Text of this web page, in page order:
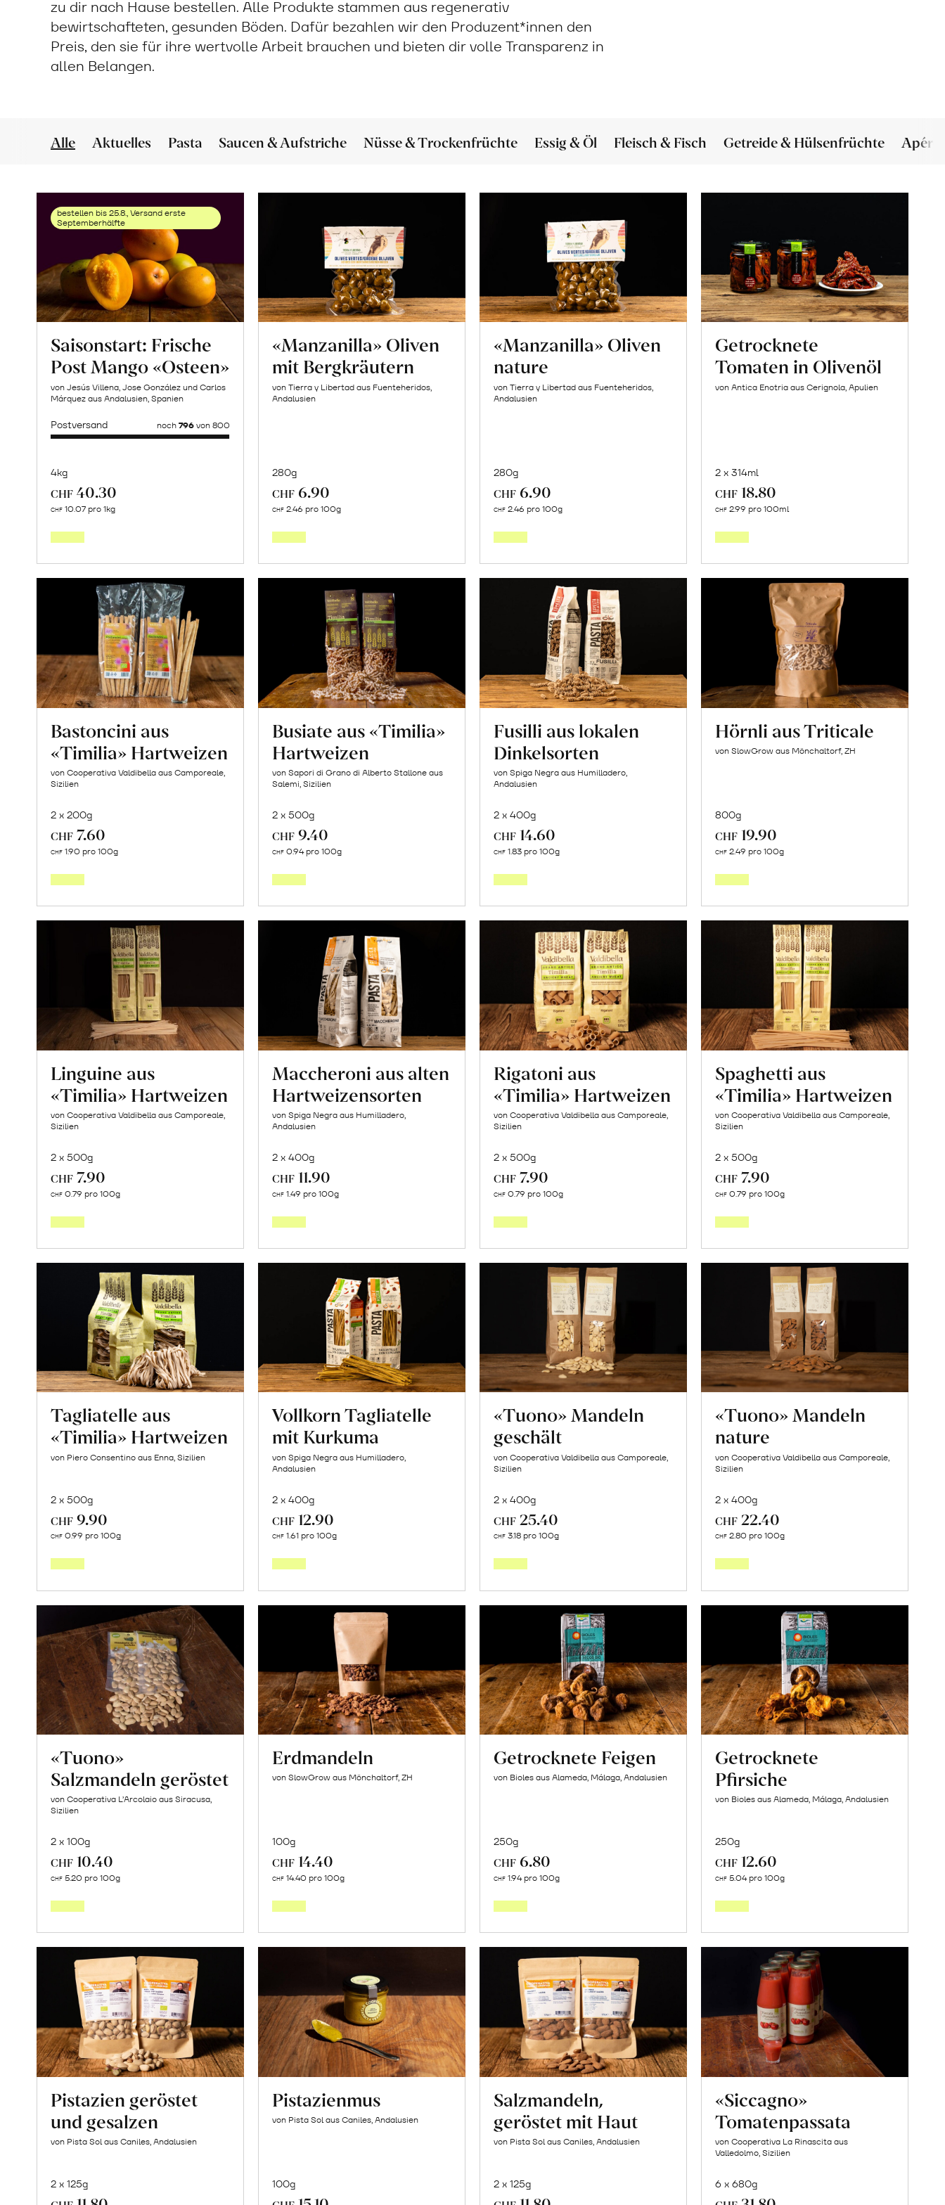
zu dir nach Hause bestellen. Alle Produkte stammen aus regenerativ
bewirtschafteten, gesunden Böden. Dafür bezahlen wir den Produzent*innen den
Preis, den sie für ihre wertvolle Arbeit brauchen und bieten dir volle Transparenz in
allen Belangen.
Alle Aktuelles Pasta Saucen & Aufstriche Nüsse & Trockenfrüchte Essig & Öl Fleisch & Fisch Getreide & Hülsenfrüchte Apéro
bestellen bis 25.8., Versand erste
Septemberhälfte
Saisonstart: Frische
Post Mango «Osteen»
von Jesús Villena, Jose González und Carlos
Márquez aus Andalusien, Spanien
Postversand noch 796von 800
4kg
CHF 40.30
CHF 10.07 pro 1kg
Frische
Post
Mango
«Osteen»
erfahren
«Manzanilla» Oliven
mit Bergkräutern
von Tierra y Libertad aus Fuenteheridos,
Andalusien
280g
CHF 6.90
CHF 2.46 pro 100g
«Manzanilla» Oliven
nature
von Tierra y Libertad aus Fuenteheridos,
Andalusien
280g
CHF 6.90
CHF 2.46 pro 100g
Getrocknete
Tomaten in Olivenöl
von Antica Enotria aus Cerignola, Apulien
2 x 314ml
CHF 18.80
CHF 2.99 pro 100ml
Bastoncini aus
«Timilia» Hartweizen
von Cooperativa Valdibella aus Camporeale,
Sizilien
2 x 200g
CHF 7.60
CHF 1.90 pro 100g
Busiate aus «Timilia»
Hartweizen
von Sapori di Grano di Alberto Stallone aus
Salemi, Sizilien
2 x 500g
CHF 9.40
CHF 0.94 pro 100g
Fusilli aus lokalen
Dinkelsorten
von Spiga Negra aus Humilladero,
Andalusien
2 x 400g
CHF 14.60
CHF 1.83 pro 100g
Hörnli aus Triticale
von SlowGrow aus Mönchaltorf, ZH
800g
CHF 19.90
CHF 2.49 pro 100g
Linguine aus
«Timilia» Hartweizen
von Cooperativa Valdibella aus Camporeale,
Sizilien
2 x 500g
CHF 7.90
CHF 0.79 pro 100g
Maccheroni aus alten
Hartweizensorten
von Spiga Negra aus Humilladero,
Andalusien
2 x 400g
CHF 11.90
CHF 1.49 pro 100g
Rigatoni aus
«Timilia» Hartweizen
von Cooperativa Valdibella aus Camporeale,
Sizilien
2 x 500g
CHF 7.90
CHF 0.79 pro 100g
Spaghetti aus
«Timilia» Hartweizen
von Cooperativa Valdibella aus Camporeale,
Sizilien
2 x 500g
CHF 7.90
CHF 0.79 pro 100g
Tagliatelle aus
«Timilia» Hartweizen
von Piero Consentino aus Enna, Sizilien
2 x 500g
CHF 9.90
CHF 0.99 pro 100g
Vollkorn Tagliatelle
mit Kurkuma
von Spiga Negra aus Humilladero,
Andalusien
2 x 400g
CHF 12.90
CHF 1.61 pro 100g
«Tuono» Mandeln
geschält
von Cooperativa Valdibella aus Camporeale,
Sizilien
2 x 400g
CHF 25.40
CHF 3.18 pro 100g
«Tuono» Mandeln
nature
von Cooperativa Valdibella aus Camporeale,
Sizilien
2 x 400g
CHF 22.40
CHF 2.80 pro 100g
«Tuono»
Salzmandeln geröstet
von Cooperativa L’Arcolaio aus Siracusa,
Sizilien
2 x 100g
CHF 10.40
CHF 5.20 pro 100g
Erdmandeln
von SlowGrow aus Mönchaltorf, ZH
100g
CHF 14.40
CHF 14.40 pro 100g
Getrocknete Feigen
von Bioles aus Alameda, Málaga, Andalusien
250g
CHF 6.80
CHF 1.94 pro 100g
Getrocknete
Pfirsiche
von Bioles aus Alameda, Málaga, Andalusien
250g
CHF 12.60
CHF 5.04 pro 100g
Pistazien geröstet
und gesalzen
von Pista Sol aus Caniles, Andalusien
2 x 125g
Pistazienmus
von Pista Sol aus Caniles, Andalusien
100g
Salzmandeln,
geröstet mit Haut
von Pista Sol aus Caniles, Andalusien
2 x 125g
«Siccagno»
Tomatenpassata
von Cooperativa La Rinascita aus
Valledolmo, Sizilien
6 x 680g